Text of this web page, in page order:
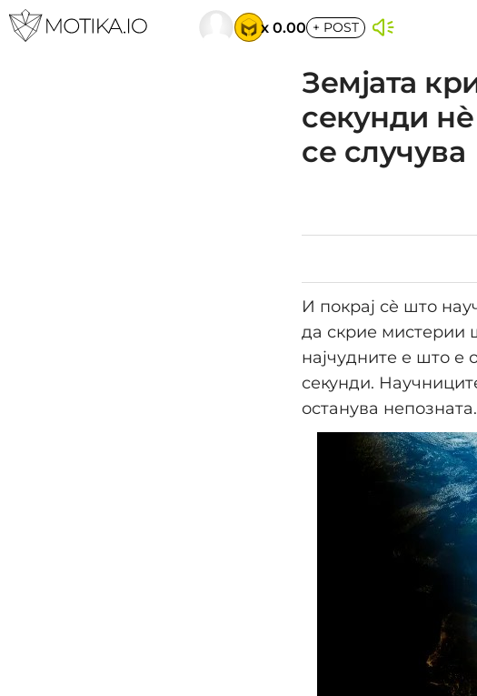
x 0.00 + POST
Земјата
секунди
се случува
И покрај сè што
да скрие мистерии
најчудните е што е
секунди.
останува непозната.